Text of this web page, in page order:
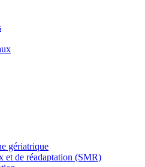
gériatrique
et de réadaptation (SMR)